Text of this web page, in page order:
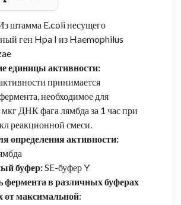
штамма E.coli несущего
ген Hpa I из Haemophilus
единицы активности:
принимается
необходимое для
мкг ДНК фага лямбда за 1 час при
реакционной смеси.
определения активности:
буфер:SE-буфер Y
фермента в различных буферах
от максимальной: